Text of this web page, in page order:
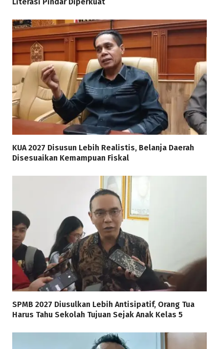
KUA 2027 Disusun Lebih Realistis, Belanja Daerah
Disesuaikan Kemampuan Fiskal
SPMB 2027 Diusulkan Lebih Antisipatif, Orang Tua
Harus Tahu Sekolah Tujuan Sejak Anak Kelas 5